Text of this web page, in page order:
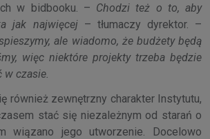
w bidbooku. – Chodzi też o to, aby
jak najwięcej– tłumaczy dyrektor. –
ale wiadomo, że budżety będą
więc niektóre projekty trzeba będzie
w czasie.
również zewnętrzny charakter Instytutu,
stać się niezależnym od starań o
wiązano jego utworzenie. Docelowo